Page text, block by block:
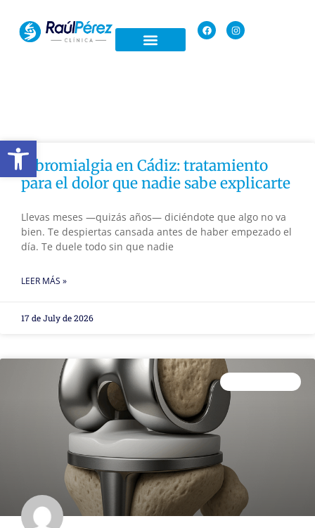
Open toolbar
Fibromialgia en Cádiz: tratamiento
para el dolor que nadie sabe explicarte
Llevas meses —quizás años— diciéndote que algo no va
bien. Te despiertas cansada antes de haber empezado el
día. Te duele todo sin que nadie
LEER MÁS »
17 de July de 2026